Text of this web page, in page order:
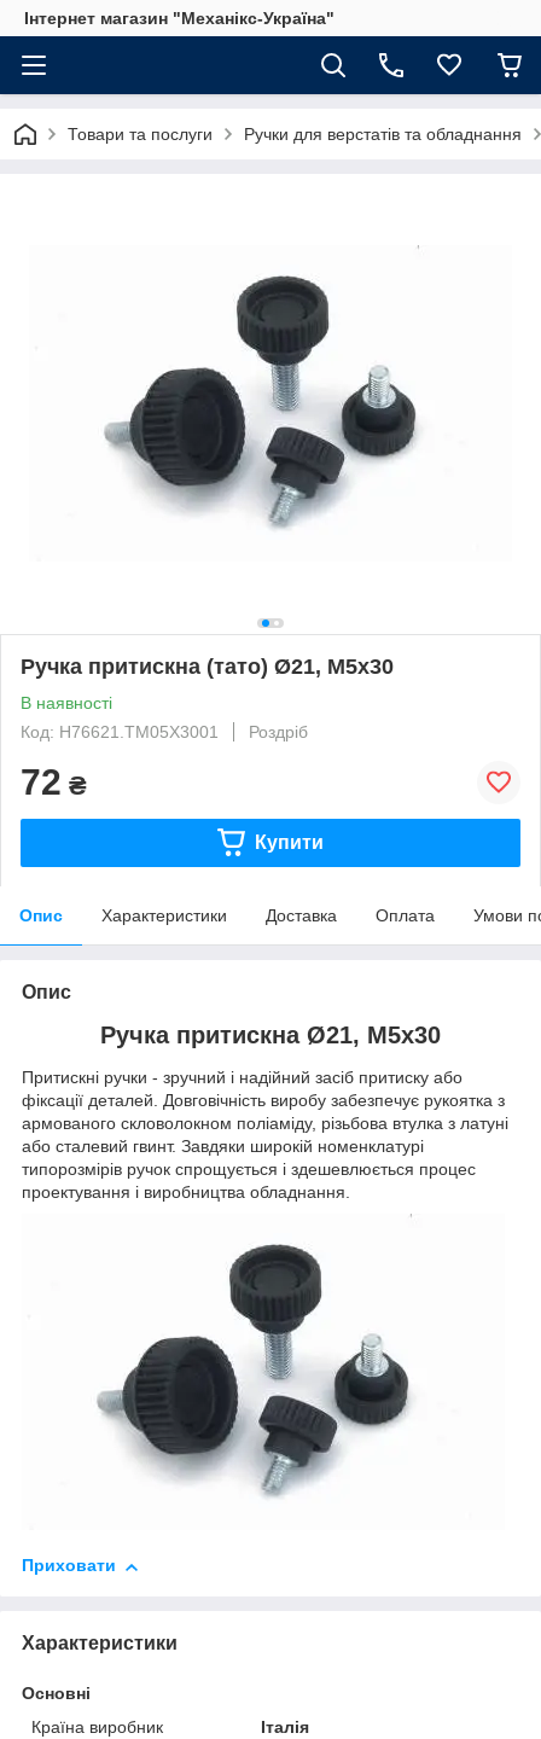
Інтернет магазин "Механікс-Україна"
Товари та послуги Ручки для верстатів та обладнання
Ручка притискна (тато) Ø21, М5x30
В наявності
Код: H76621.TM05X3001
Роздріб
72 ₴
Купити
Опис Характеристики Доставка Оплата Умови
Опис
Ручка притискна Ø21, М5x30
Притискні ручки - зручний і надійний засіб притиску або
фіксації деталей. Довговічність виробу забезпечує рукоятка з
армованого скловолокном поліаміду, різьбова втулка з латуні
або сталевий гвинт. Завдяки широкій номенклатурі
типорозмірів ручок спрощується і здешевлюється процес
проектування і виробництва обладнання.
Приховати
Характеристики
Основні
Країна виробник
Італія